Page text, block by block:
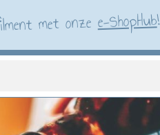
met onzee-ShopHub!